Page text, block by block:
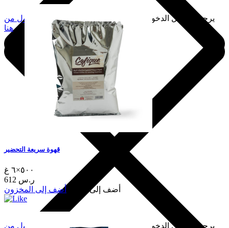
يرجى تسجيل الدخول لإضافة هذا إلى المفضلة.سجّل الدخول من
هنا
قهوة سريعة التحضير
٥٠٠×٦ غ
612 ر.س
أضف إلى السلة
أضف إلى المخزون
يرجى تسجيل الدخول لإضافة هذا إلى المفضلة.
سجّل الدخول من